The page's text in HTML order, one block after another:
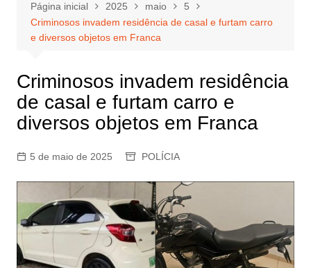
Página inicial 2025 maio
5
Criminosos invadem residência de casal e furtam carro
e diversos objetos em Franca
Criminosos invadem residência
de casal e furtam carro e
diversos objetos em Franca
5 de maio de 2025 POLÍCIA